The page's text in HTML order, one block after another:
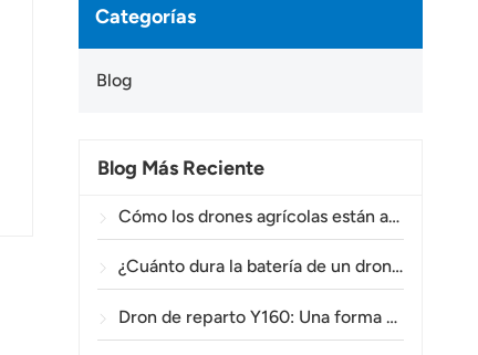
Categorías
Blog
Blog Más Reciente
Cómo los drones agrícolas están ayudando a los agricultores brasileños a mejorar las operaciones de fumigación de cultivos.
¿Cuánto dura la batería de un dron agrícola?
Dron de reparto Y160: Una forma más segura y eficiente de transportar materiales para torres eléctricas en terrenos montañosos.